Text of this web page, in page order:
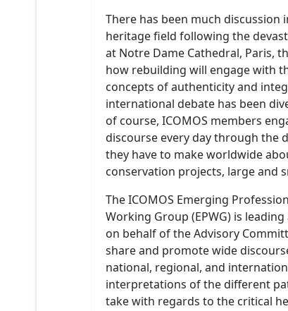
There has been much discussion
heritage field following the
at Notre Dame Cathedral, Paris,
how rebuilding will engage with
concepts of authenticity and
international debate has been
of course, ICOMOS members
discourse every day through the
they have to make worldwide
conservation projects, large and
The ICOMOS Emerging
Working Group (EPWG) is
on behalf of the Advisory
share and promote wide
national, regional, and
interpretations of the different
take with regards to the critical